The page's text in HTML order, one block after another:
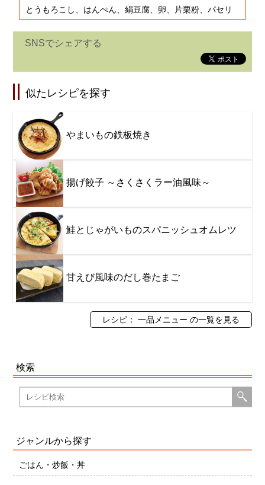
とうもろこし、はんぺん、絹豆腐、卵、片栗粉、パセリ
SNSでシェアする
似たレシピを探す
やまいもの鉄板焼き
揚げ餃子 ～さくさくラー油風味～
鮭とじゃがいものスパニッシュオムレツ
甘えび風味のだし巻たまご
レシピ： 一品メニュー の一覧を見る
検索
ジャンルから探す
ごはん・炒飯・丼